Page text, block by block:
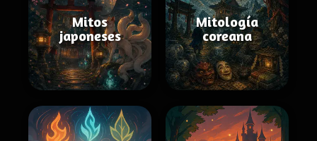
Mitos
japoneses
Mitología
coreana